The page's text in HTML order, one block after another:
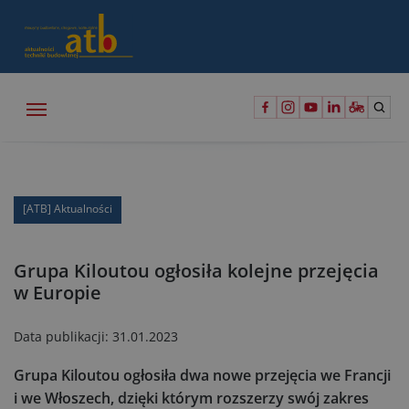
[ATB] Aktualności
Grupa Kiloutou ogłosiła kolejne przejęcia
w Europie
Data publikacji: 31.01.2023
Grupa Kiloutou ogłosiła dwa nowe przejęcia we Francji
i we Włoszech, dzięki którym rozszerzy swój zakres